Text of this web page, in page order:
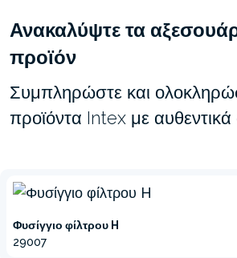
Ανακαλύψτε τα
προϊόν
Συμπληρώστε και
προϊόντα Intex με
Φυσίγγιο φίλτρου H
29007